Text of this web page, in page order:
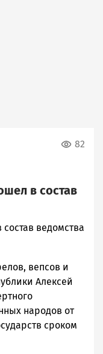
82
в состав
ведомства
вепсов и
Алексей
народов от
сроком